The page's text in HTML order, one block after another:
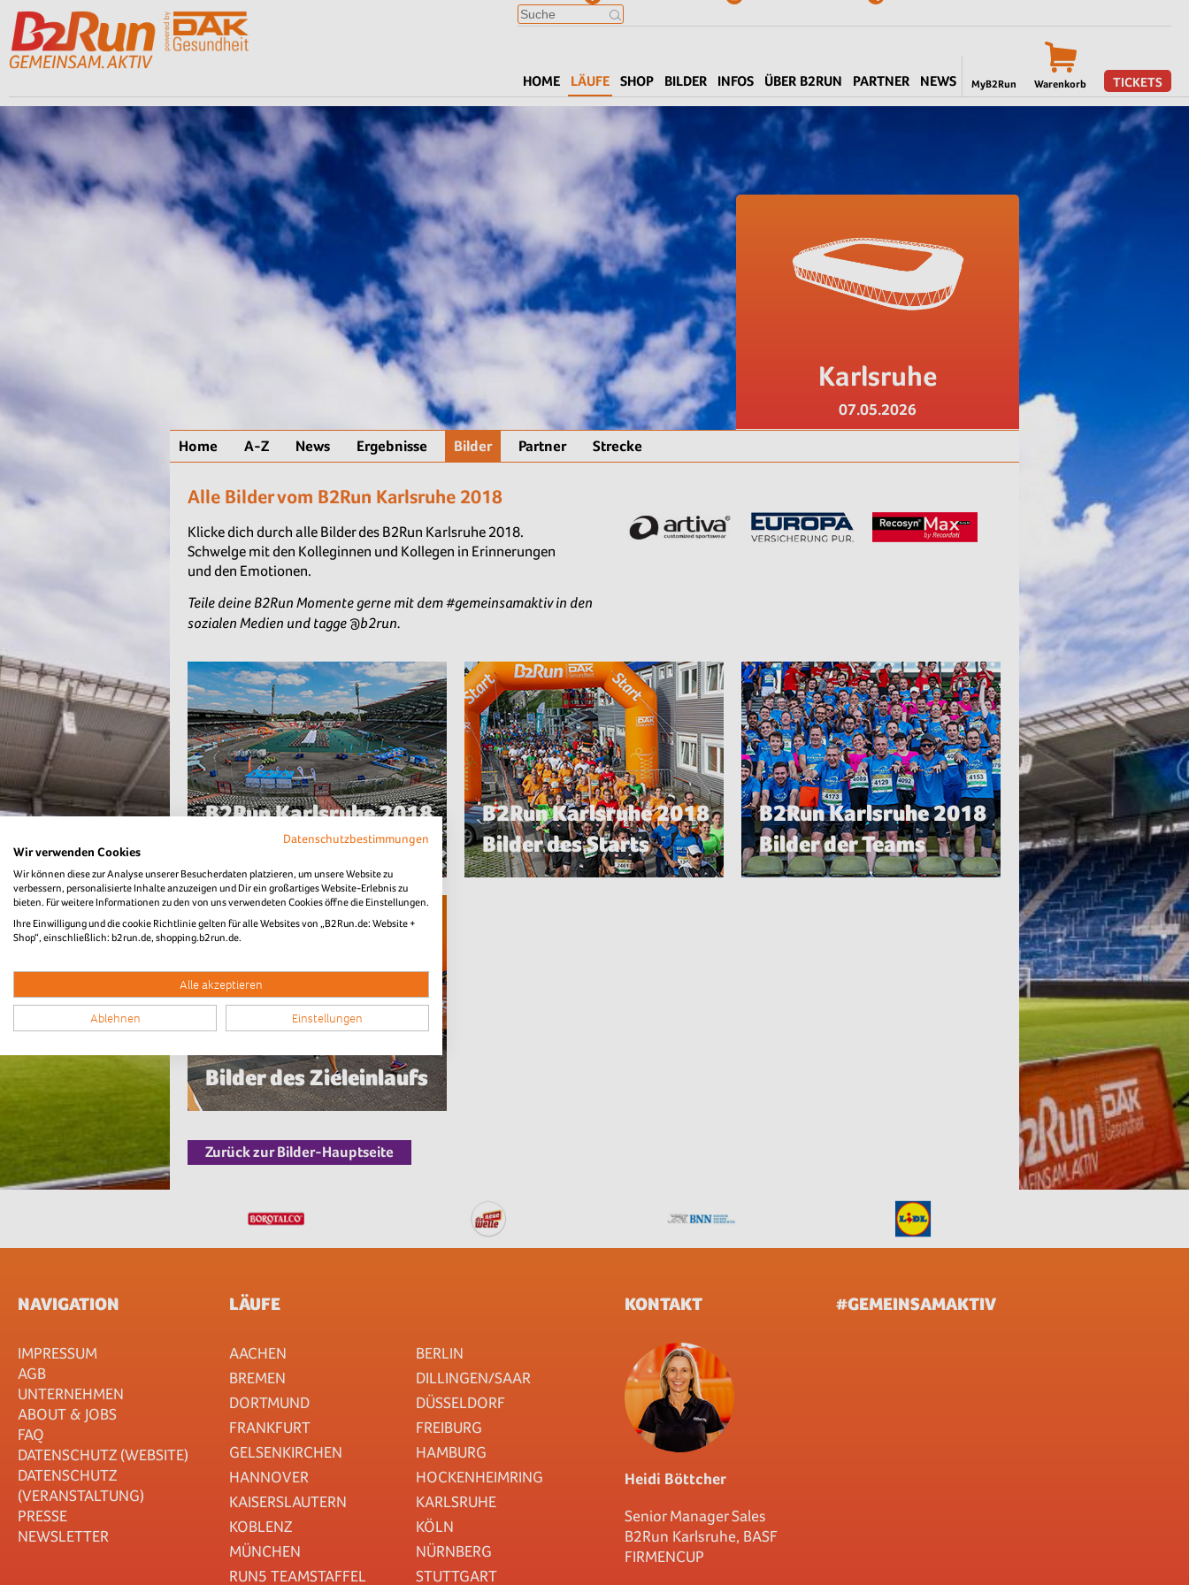
MyB2Run Warenkorb TICKETS
HOME LÄUFE SHOP BILDER INFOS ÜBER B2RUN PARTNER NEWS
Karlsruhe
07.05.2026
Home A-Z News Ergebnisse Bilder Partner Strecke
Alle Bilder vom B2Run Karlsruhe 2018
Klicke dich durch alle Bilder des B2Run Karlsruhe 2018.
Schwelge mit den Kolleginnen und Kollegen in Erinnerungen
und den Emotionen.
Teile deine B2Run Momente gerne mit dem #gemeinsamaktiv in den
sozialen Medien und tagge @b2run.
B2Run Karlsruhe 2018
Impressionen
B2Run Karlsruhe 2018
Bilder des Starts
B2Run Karlsruhe 2018
Bilder der Teams
Bilder des Zieleinlaufs
Zurück zur Bilder-Hauptseite
NAVIGATION
IMPRESSUM
AGB
UNTERNEHMEN
ABOUT & JOBS
FAQ
DATENSCHUTZ (WEBSITE)
DATENSCHUTZ
(VERANSTALTUNG)
PRESSE
NEWSLETTER
LÄUFE
AACHEN
BERLIN
BREMEN
DILLINGEN/SAAR
DORTMUND
DÜSSELDORF
FRANKFURT
FREIBURG
GELSENKIRCHEN
HAMBURG
HANNOVER
HOCKENHEIMRING
KAISERSLAUTERN
KARLSRUHE
KOBLENZ
KÖLN
MÜNCHEN
NÜRNBERG
RUN5 TEAMSTAFFEL
STUTTGART
KONTAKT
Heidi Böttcher
Senior Manager Sales
B2Run Karlsruhe, BASF
FIRMENCUP
#GEMEINSAMAKTIV
Datenschutzbestimmungen
Wir verwenden Cookies
Wir können diese zur Analyse unserer Besucherdaten platzieren, um unsere Website zu
verbessern, personalisierte Inhalte anzuzeigen und Dir ein großartiges Website-Erlebnis zu
bieten. Für weitere Informationen zu den von uns verwendeten Cookies öffne die Einstellungen.
Ihre Einwilligung und die cookie Richtlinie gelten für alle Websites von „B2Run.de: Website +
Shop“, einschließlich: b2run.de, shopping.b2run.de.
Alle akzeptieren
Ablehnen Einstellungen